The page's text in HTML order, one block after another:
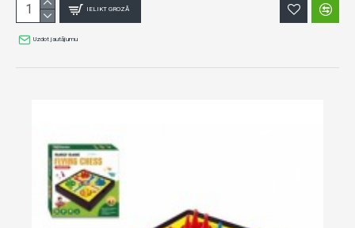
IELIKT GROZĀ
Uzdot jautājumu